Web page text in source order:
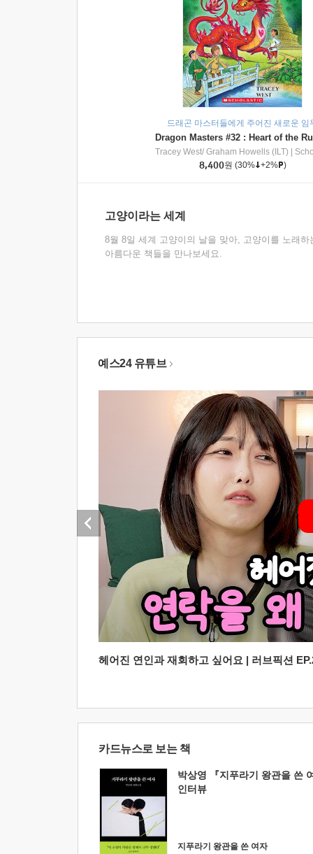
드래곤 마스터들에게 주어진 새로운 임
Tracey West/ Graham Howells (ILT)
8,400원 (30% +2% )
고양이라는 세계
8월 8일 세계 고양이의 날을 맞아, 고양이를 노래하
아름다운 책들을 만나보세요.
예스24 유튜브
헤어진 연인과 재회하고 싶어요 | 러브픽션
카드뉴스로 보는 책
박상영 『지푸라기 왕관을 쓴
인터뷰
지푸라기 왕관을 쓴 여자